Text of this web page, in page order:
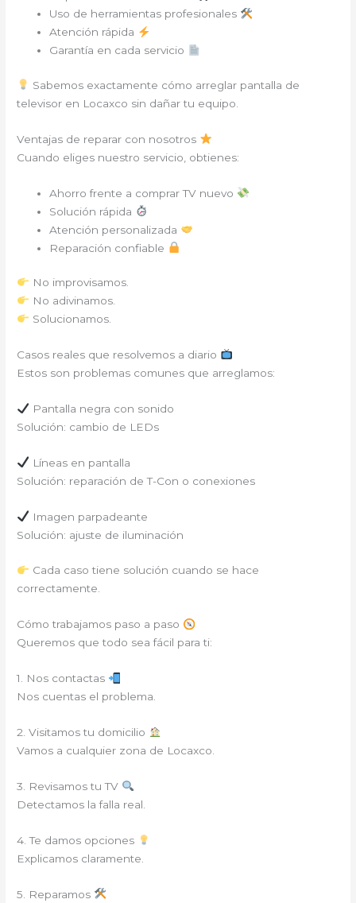
Uso de herramientas profesionales
Atención rápida
Garantía en cada servicio
Sabemos exactamente cómo arreglar pantalla de
televisor en Locaxco sin dañar tu equipo.
Ventajas de reparar con nosotros
Cuando eliges nuestro servicio, obtienes:
Ahorro frente a comprar TV nuevo
Solución rápida
Atención personalizada
Reparación confiable
No improvisamos.
No adivinamos.
Solucionamos.
Casos reales que resolvemos a diario
Estos son problemas comunes que arreglamos:
Pantalla negra con sonido
Solución: cambio de LEDs
Líneas en pantalla
Solución: reparación de T-Con o conexiones
Imagen parpadeante
Solución: ajuste de iluminación
Cada caso tiene solución cuando se hace
correctamente.
Cómo trabajamos paso a paso
Queremos que todo sea fácil para ti:
1. Nos contactas
Nos cuentas el problema.
2. Visitamos tu domicilio
Vamos a cualquier zona de Locaxco.
3. Revisamos tu TV
Detectamos la falla real.
4. Te damos opciones
Explicamos claramente.
5. Reparamos